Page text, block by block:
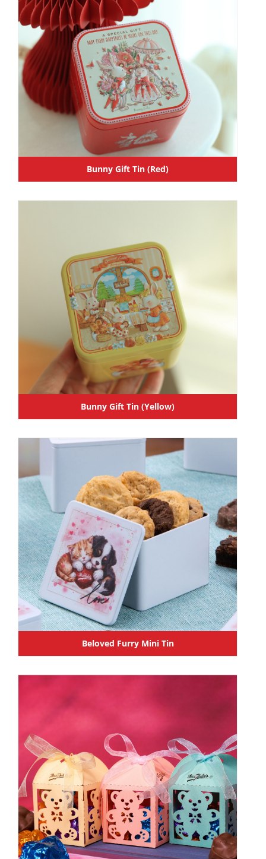
Bunny Gift Tin (Red)
Bunny Gift Tin (Yellow)
Beloved Furry Mini Tin